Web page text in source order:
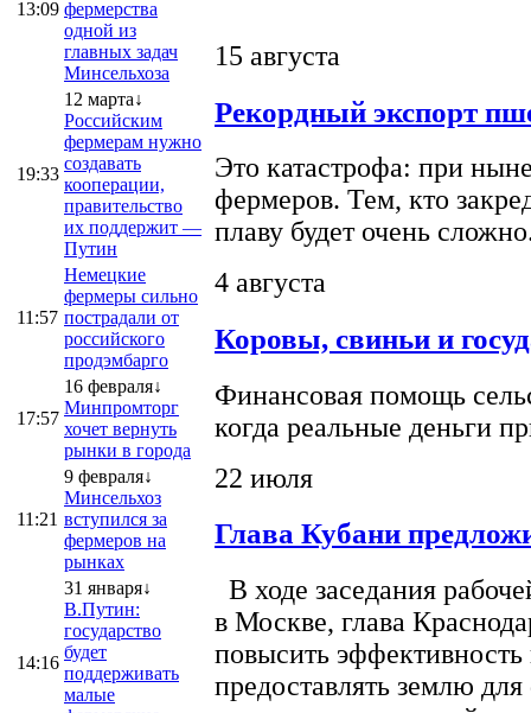
13:09 фермерства
одной из
главных задач
Минсельхоза
19:33
12 марта↓
Российским
фермерам нужно
создавать
кооперации,
правительство
их поддержит —
Путин
11:57
Немецкие
фермеры сильно
пострадали от
российского
продэмбарго
17:57
16 февраля↓
Минпромторг
хочет вернуть
рынки в города
11:21
9 февраля↓
Минсельхоз
вступился за
фермеров на
рынках
14:16
31 января↓
В.Путин:
государство
будет
поддерживать
малые
15 августа
Рекордный экспорт
Это катастрофа: при
фермеров. Тем, кто
плаву будет очень
4 августа
Коровы, свиньи и
Финансовая помощь
когда реальные деньги
22 июля
Глава Кубани
В ходе заседания
в Москве, глава
повысить эффективность
предоставлять землю